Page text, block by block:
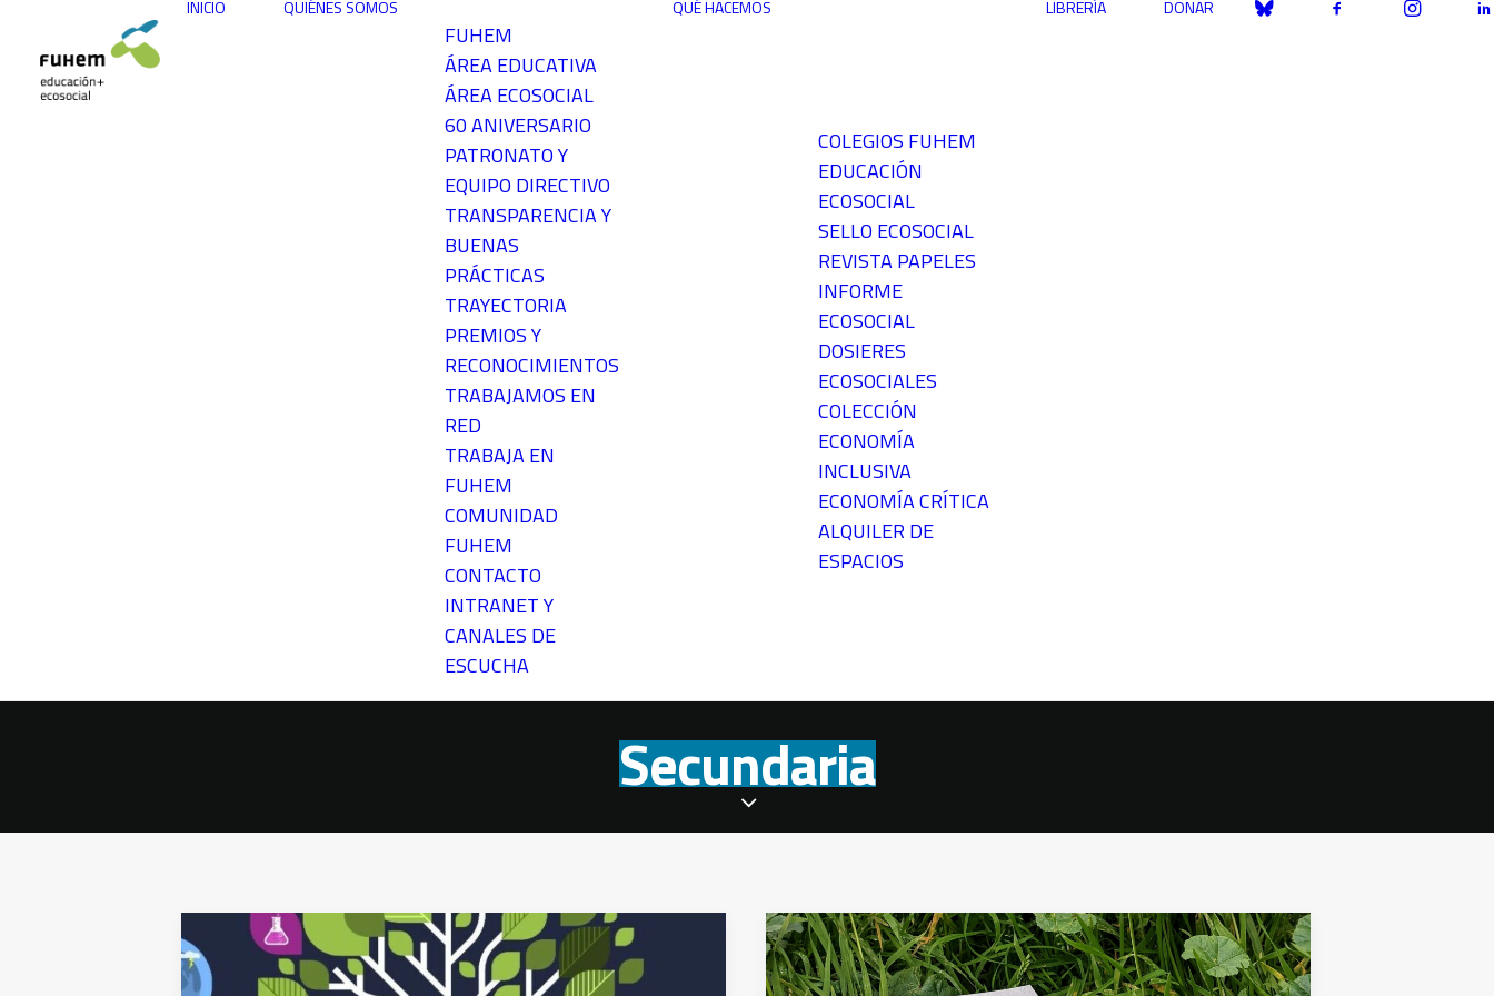
INICIO QUIÉNES SOMOS
FUHEM
ÁREA EDUCATIVA
ÁREA ECOSOCIAL
60 ANIVERSARIO
PATRONATO Y
EQUIPO DIRECTIVO
TRANSPARENCIA Y
BUENAS
PRÁCTICAS
TRAYECTORIA
PREMIOS Y
RECONOCIMIENTOS
TRABAJAMOS EN
RED
TRABAJA EN
FUHEM
COMUNIDAD
FUHEM
CONTACTO
INTRANET Y
CANALES DE
ESCUCHA
QUÉ HACEMOS
COLEGIOS FUHEM
EDUCACIÓN
ECOSOCIAL
SELLO ECOSOCIAL
REVISTA PAPELES
INFORME
ECOSOCIAL
DOSIERES
ECOSOCIALES
COLECCIÓN
ECONOMÍA
INCLUSIVA
ECONOMÍA CRÍTICA
ALQUILER DE
ESPACIOS
LIBRERÍA DONAR
Secundaria